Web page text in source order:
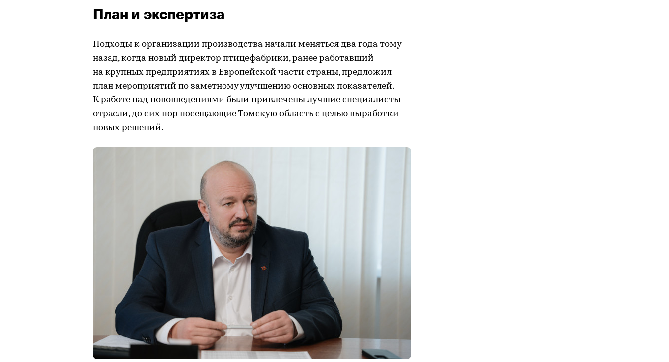
План и экспертиза
Подходы к организации производства начали меняться два года тому
назад, когда новый директор птицефабрики, ранее работавший
на крупных предприятиях в Европейской части страны, предложил
план мероприятий по заметному улучшению основных показателей.
К работе над нововведениями были привлечены лучшие специалисты
отрасли, до сих пор посещающие Томскую область с целью выработки
новых решений.